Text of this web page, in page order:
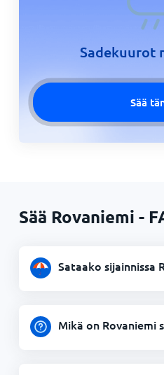
Sadekuurot
Sää
Sää Rovaniemi -
Sataako sijainnissa
Mikä on Rovaniemi